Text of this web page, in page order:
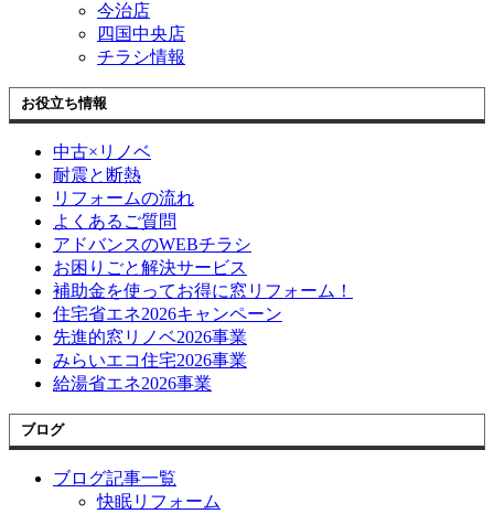
今治店
四国中央店
チラシ情報
お役立ち情報
中古×リノベ
耐震と断熱
リフォームの流れ
よくあるご質問
アドバンスのWEBチラシ
お困りごと解決サービス
補助金を使ってお得に窓リフォーム！
住宅省エネ2026キャンペーン
先進的窓リノベ2026事業
みらいエコ住宅2026事業
給湯省エネ2026事業
ブログ
ブログ記事一覧
快眠リフォーム